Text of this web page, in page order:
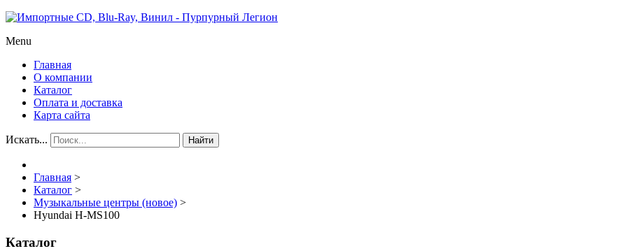
Menu
Главная
О компании
Каталог
Оплата и доставка
Карта сайта
Искать... Найти
Главная >
Каталог >
Музыкальные центры (новое) >
Hyundai H-MS100
Каталог